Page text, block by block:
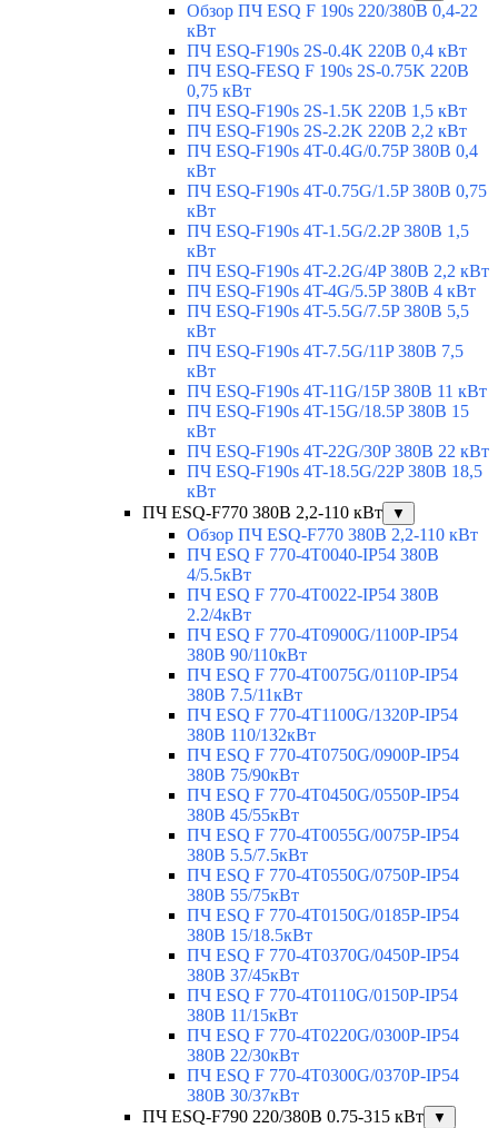
Обзор ПЧ ESQ F 190s 220/380В 0,4-22
кВт
ПЧ ESQ-F190s 2S-0.4K 220В 0,4 кВт
ПЧ ESQ-FESQ F 190s 2S-0.75K 220В
0,75 кВт
ПЧ ESQ-F190s 2S-1.5K 220В 1,5 кВт
ПЧ ESQ-F190s 2S-2.2K 220В 2,2 кВт
ПЧ ESQ-F190s 4T-0.4G/0.75P 380В 0,4
кВт
ПЧ ESQ-F190s 4T-0.75G/1.5P 380В 0,75
кВт
ПЧ ESQ-F190s 4T-1.5G/2.2P 380В 1,5
кВт
ПЧ ESQ-F190s 4T-2.2G/4P 380В 2,2 кВт
ПЧ ESQ-F190s 4T-4G/5.5P 380В 4 кВт
ПЧ ESQ-F190s 4T-5.5G/7.5P 380В 5,5
кВт
ПЧ ESQ-F190s 4T-7.5G/11P 380В 7,5
кВт
ПЧ ESQ-F190s 4T-11G/15P 380В 11 кВт
ПЧ ESQ-F190s 4T-15G/18.5P 380В 15
кВт
ПЧ ESQ-F190s 4T-22G/30P 380В 22 кВт
ПЧ ESQ-F190s 4T-18.5G/22P 380В 18,5
кВт
ПЧ ESQ-F770 380В 2,2-110 кВт
▼
Обзор ПЧ ESQ-F770 380В 2,2-110 кВт
ПЧ ESQ F 770-4T0040-IP54 380В
4/5.5кВт
ПЧ ESQ F 770-4T0022-IP54 380В
2.2/4кВт
ПЧ ESQ F 770-4Т0900G/1100P-IP54
380В 90/110кВт
ПЧ ESQ F 770-4T0075G/0110P-IP54
380В 7.5/11кВт
ПЧ ESQ F 770-4T1100G/1320P-IP54
380В 110/132кВт
ПЧ ESQ F 770-4T0750G/0900P-IP54
380В 75/90кВт
ПЧ ESQ F 770-4T0450G/0550P-IP54
380В 45/55кВт
ПЧ ESQ F 770-4T0055G/0075P-IP54
380В 5.5/7.5кВт
ПЧ ESQ F 770-4T0550G/0750P-IP54
380В 55/75кВт
ПЧ ESQ F 770-4T0150G/0185P-IP54
380В 15/18.5кВт
ПЧ ESQ F 770-4T0370G/0450P-IP54
380В 37/45кВт
ПЧ ESQ F 770-4T0110G/0150P-IP54
380В 11/15кВт
ПЧ ESQ F 770-4T0220G/0300P-IP54
380В 22/30кВт
ПЧ ESQ F 770-4T0300G/0370P-IP54
380В 30/37кВт
ПЧ ESQ-F790 220/380В 0.75-315 кВт
▼